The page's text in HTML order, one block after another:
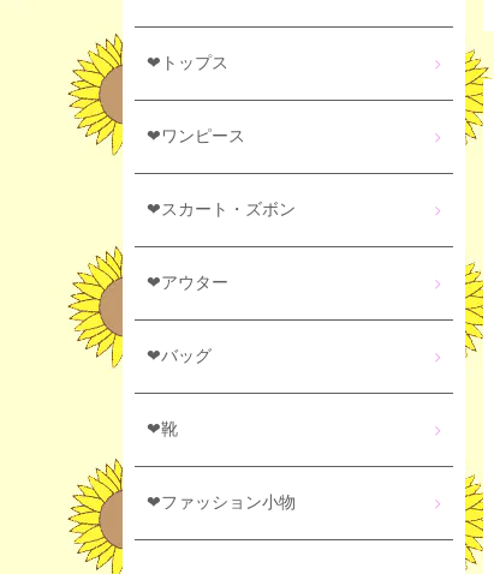
❤トップス
❤ワンピース
❤スカート・ズボン
❤アウター
❤バッグ
❤靴
❤ファッション小物